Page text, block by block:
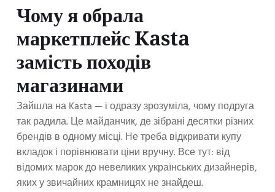
Чому я обрала
маркетплейс Kasta
замість походів
магазинами
Зайшла на Kasta — і одразу зрозуміла, чому подруга
так радила. Це майданчик, де зібрані десятки різних
брендів в одному місці. Не треба відкривати купу
вкладок і порівнювати ціни вручну. Все тут: від
відомих марок до невеликих українських дизайнерів,
яких у звичайних крамницях не знайдеш.